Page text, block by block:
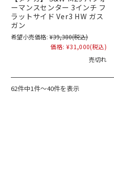
ーマンスセンター 3インチ フ
ラットサイド Ver3 HW ガス
ガン
希望小売価格: ¥39,380(税込)
価格: ¥31,000(税込)
売切れ
62件中1件～40件を表示